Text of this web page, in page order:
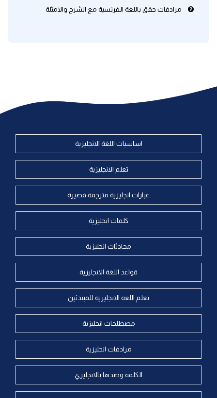
مرادفات حقق باللغة الفرنسية مع الشرح والامثلة
اساسيات اللغة الانجليزية
تعلم الانجليزية
عبارات انجليزية مترجمة قصيرة
كلمات انجليزية
محادثات انجليزية
قواعد اللغة الانجليزية
تعلم اللغة الانجليزية للمبتدئين
مصطلحات انجليزية
مرادفات انجليزية
الكلمة وضدها بالانجليزي